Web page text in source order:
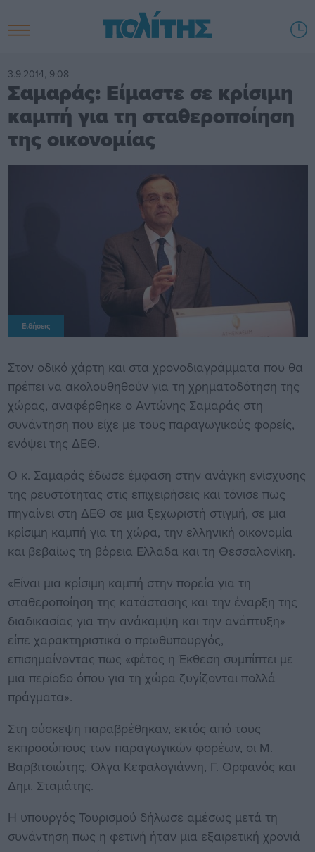
3.9.2014, 9:08
Σαμαράς: Είμαστε σε κρίσιμη
καμπή για τη σταθεροποίηση
της οικονομίας
Ειδήσεις
Στον οδικό χάρτη και στα χρονοδιαγράμματα που θα
πρέπει να ακολουθηθούν για τη χρηματοδότηση της
χώρας, αναφέρθηκε ο Αντώνης Σαμαράς στη
συνάντηση που είχε με τους παραγωγικούς φορείς,
ενόψει της ΔΕΘ.
Ο κ. Σαμαράς έδωσε έμφαση στην ανάγκη ενίσχυσης
της ρευστότητας στις επιχειρήσεις και τόνισε πως
πηγαίνει στη ΔΕΘ σε μια ξεχωριστή στιγμή, σε μια
κρίσιμη καμπή για τη χώρα, την ελληνική οικονομία
και βεβαίως τη βόρεια Ελλάδα και τη Θεσσαλονίκη.
«Είναι μια κρίσιμη καμπή στην πορεία για τη
σταθεροποίηση της κατάστασης και την έναρξη της
διαδικασίας για την ανάκαμψη και την ανάπτυξη»
είπε χαρακτηριστικά ο πρωθυπουργός,
επισημαίνοντας πως «φέτος η Έκθεση συμπίπτει με
μια περίοδο όπου για τη χώρα ζυγίζονται πολλά
πράγματα».
Στη σύσκεψη παραβρέθηκαν, εκτός από τους
εκπροσώπους των παραγωγικών φορέων, οι Μ.
Βαρβιτσιώτης, Όλγα Κεφαλογιάννη, Γ. Ορφανός και
Δημ. Σταμάτης.
Η υπουργός Τουρισμού δήλωσε αμέσως μετά τη
συνάντηση πως η φετινή ήταν μια εξαιρετική χρονιά